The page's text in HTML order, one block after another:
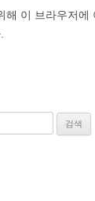
해 이 브라우저에